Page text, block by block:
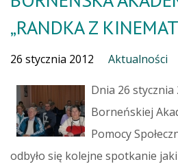
„RANDKA Z
26 stycznia 2012 Aktualności
Dnia 26 stycznia
Borneńskiej
Pomocy
odbyło się kolejne spotkanie